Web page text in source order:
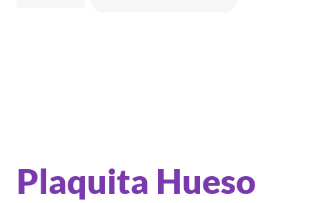
Plaquita Hueso